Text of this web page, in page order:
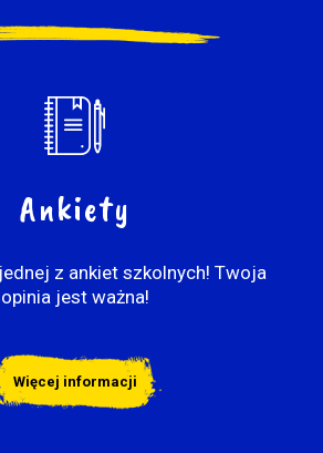
Ankiety
z ankiet szkolnych! Twoja
opinia jest ważna!
Więcej informacji